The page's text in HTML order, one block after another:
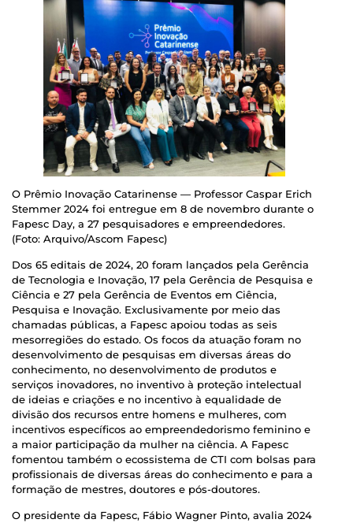
O Prêmio Inovação Catarinense — Professor Caspar Erich
Stemmer 2024 foi entregue em 8 de novembro durante o
Fapesc Day, a 27 pesquisadores e empreendedores.
(Foto: Arquivo/Ascom Fapesc)
Dos 65 editais de 2024, 20 foram lançados pela Gerência
de Tecnologia e Inovação, 17 pela Gerência de Pesquisa e
Ciência e 27 pela Gerência de Eventos em Ciência,
Pesquisa e Inovação. Exclusivamente por meio das
chamadas públicas, a Fapesc apoiou todas as seis
mesorregiões do estado. Os focos da atuação foram no
desenvolvimento de pesquisas em diversas áreas do
conhecimento, no desenvolvimento de produtos e
serviços inovadores, no inventivo à proteção intelectual
de ideias e criações e no incentivo à equalidade de
divisão dos recursos entre homens e mulheres, com
incentivos específicos ao empreendedorismo feminino e
a maior participação da mulher na ciência. A Fapesc
fomentou também o ecossistema de CTI com bolsas para
profissionais de diversas áreas do conhecimento e para a
formação de mestres, doutores e pós-doutores.
O presidente da Fapesc, Fábio Wagner Pinto, avalia 2024